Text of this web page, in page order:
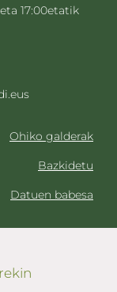
17:00etatik
Ohiko galderak
Bazkidetu
Datuen babesa